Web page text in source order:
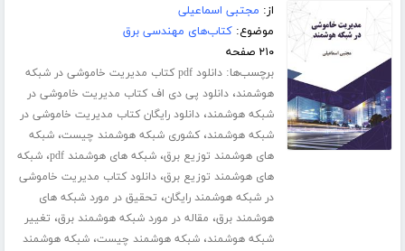
از: مجتبی اسماعیلی
موضوع:کتاب‌های مهندسی برق
۲۱۰ صفحه
برچسب‌ها:
دانلود pdf کتاب مدیریت خاموشی در شبکه
هوشمند،دانلود پی دی اف کتاب مدیریت خاموشی در
شبکه هوشمند،دانلود رایگان کتاب مدیریت خاموشی در
شبکه هوشمند،کشوری شبکه هوشمند چیست،شبکه
های هوشمند توزیع برق،شبکه های هوشمند pdf ،شبکه
های هوشمند توزیع برق،دانلود کتاب مدیریت خاموشی
در شبکه هوشمند رایگان، تحقیق در مورد شبکه های
هوشمند برق، مقاله در مورد شبکه هوشمند برق، تغییر
شبکه هوشمند،شبکه هوشمند چیست،شبکه هوشمند